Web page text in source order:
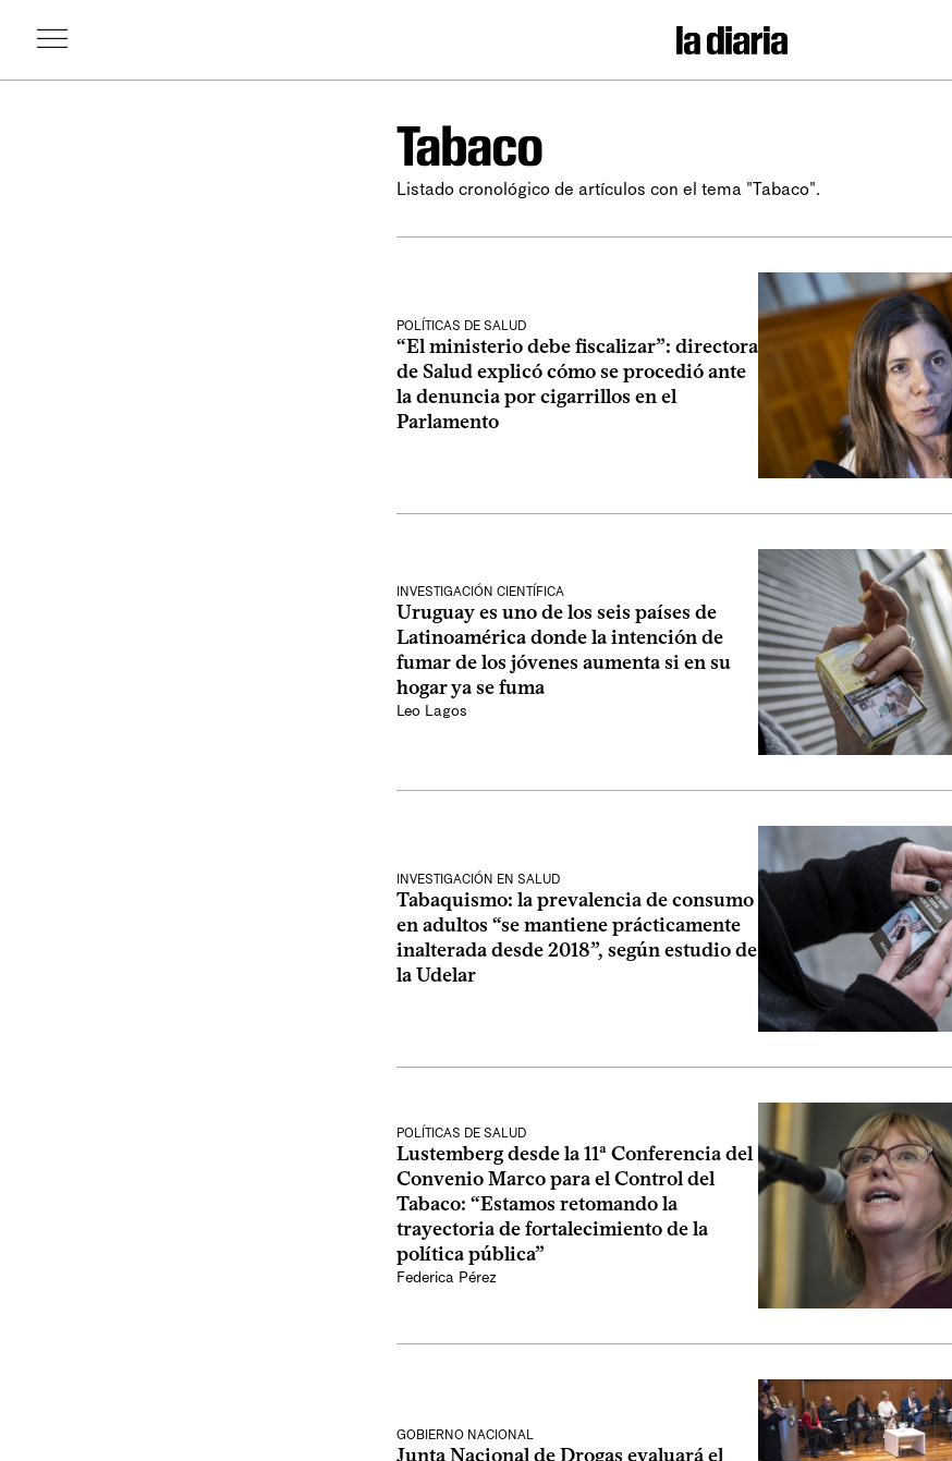
Tabaco
Listado cronológico de artículos con el tema "Tabaco".
POLÍTICAS DE SALUD
“El ministerio debe fiscalizar”: directora
de Salud explicó cómo se procedió ante
la denuncia por cigarrillos en el
Parlamento
INVESTIGACIÓN CIENTÍFICA
Uruguay es uno de los seis países de
Latinoamérica donde la intención de
fumar de los jóvenes aumenta si en su
hogar ya se fuma
Leo Lagos
INVESTIGACIÓN EN SALUD
Tabaquismo: la prevalencia de consumo
en adultos “se mantiene prácticamente
inalterada desde 2018”, según estudio de
la Udelar
POLÍTICAS DE SALUD
Lustemberg desde la 11ª Conferencia del
Convenio Marco para el Control del
Tabaco: “Estamos retomando la
trayectoria de fortalecimiento de la
política pública”
Federica Pérez
GOBIERNO NACIONAL
Junta Nacional de Drogas evaluará el